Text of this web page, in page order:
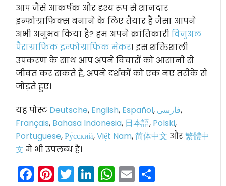
आप जैसे आकर्षक और दृश्य रूप से शानदार
इन्फोग्राफिक्स बनाने के लिए तैयार हैं जैसा आपने
अभी अनुभव किया है? हम अपने क्रांतिकारीविजुअल
पैराग्राफिक इन्फोग्राफिक मेकर! इस शक्तिशाली
उपकरण के साथ आप अपने विचारों को आसानी से
जीवंत कर सकते हैं, अपने दर्शकों को एक नए तरीके से
जोड़ते हुए।
यह पोस्ट Deutsche, English, Español, فارسی,
Français, Bahasa Indonesia, 日本語, Polski,
Portuguese,Ру́сский,Việt Nam,简体中文 और繁體中
文 में भी उपलब्ध है।
Facebook
Pinterest
Twitter
LinkedIn
WhatsApp
Email